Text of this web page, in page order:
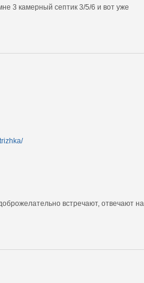
3 камерный септик 3/5/6 и вот уже
встречают, отвечают на